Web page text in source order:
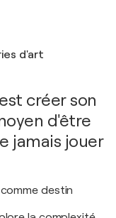
d'art
créer son
d'être
jamais jouer
destin